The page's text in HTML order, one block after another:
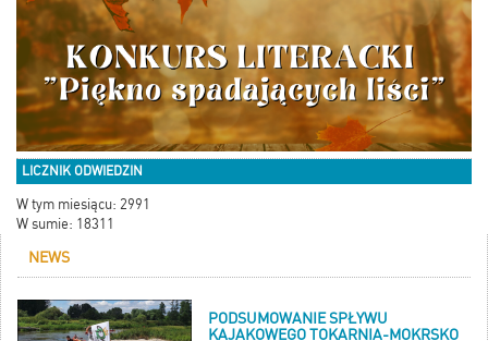
LICZNIK ODWIEDZIN
W tym miesiącu: 2991
W sumie: 18311
NEWS
PODSUMOWANIE SPŁYWU
KAJAKOWEGO TOKARNIA-MOKRSKO